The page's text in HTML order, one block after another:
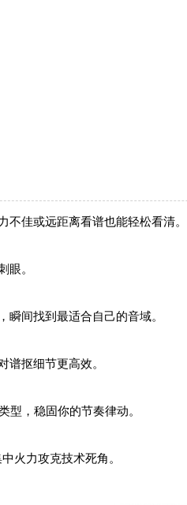
佳或远距离看谱也能轻松看清。
。
间找到最适合自己的音域。
抠细节更高效。
，稳固你的节奏律动。
火力攻克技术死角。